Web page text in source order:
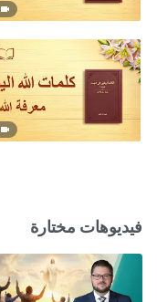
فيديوهات مختارة